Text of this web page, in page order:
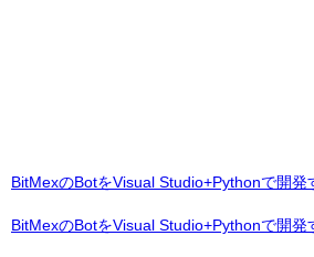
BitMexのBotをVisual Studio+Pythonで開発
BitMexのBotをVisual Studio+Pythonで開発